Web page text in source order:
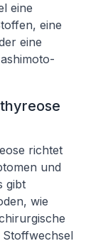
eine
eine
eine
richtet
und
gibt
wie